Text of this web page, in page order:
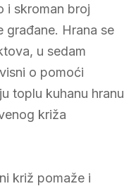
i skroman broj
građane. Hrana se
u sedam
o pomoći
toplu kuhanu hranu
križa
križ pomaže i